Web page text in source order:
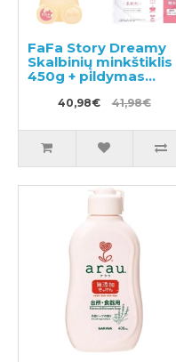
FaFa Story Dreamy
Skalbinių minkštiklis
450g + pildymas
40,98€ 41,98€